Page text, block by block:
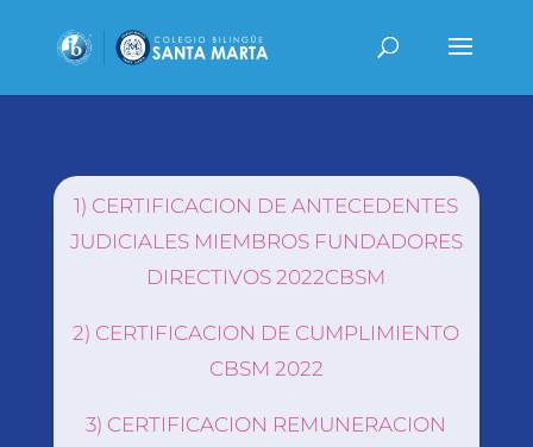
1) CERTIFICACION DE ANTECEDENTES
JUDICIALES MIEMBROS FUNDADORES
DIRECTIVOS 2022CBSM
2) CERTIFICACION DE CUMPLIMIENTO
CBSM 2022
3) CERTIFICACION REMUNERACION